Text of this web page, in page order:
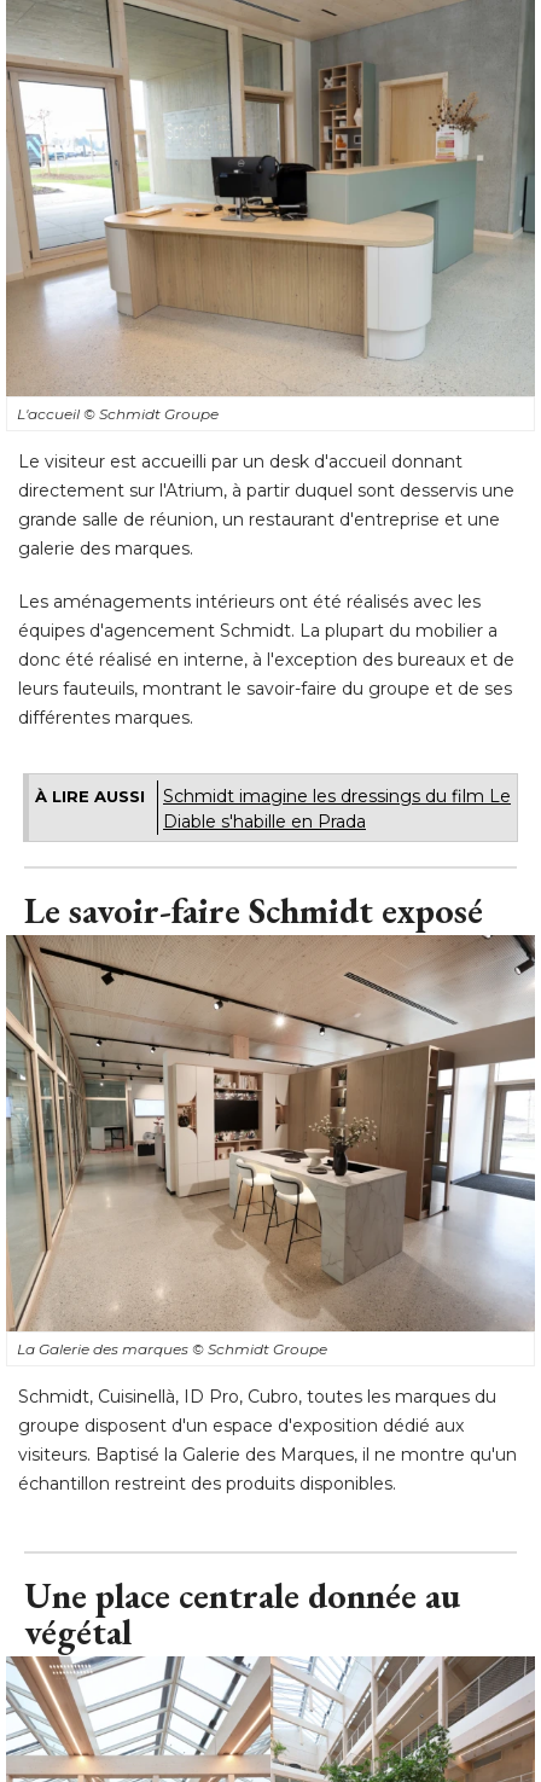
L'accueil © Schmidt Groupe
Le visiteur est accueilli par un desk d'accueil donnant
directement sur l'Atrium, à partir duquel sont desservis une
grande salle de réunion, un restaurant d'entreprise et une
galerie des marques.
Les aménagements intérieurs ont été réalisés avec les
équipes d'agencement Schmidt. La plupart du mobilier a
donc été réalisé en interne, à l'exception des bureaux et de
leurs fauteuils, montrant le savoir-faire du groupe et de ses
différentes marques.
À LIRE AUSSI
Schmidt imagine les dressings du film Le
Diable s'habille en Prada
Le savoir-faire Schmidt exposé
La Galerie des marques © Schmidt Groupe
Schmidt, Cuisinellà, ID Pro, Cubro, toutes les marques du
groupe disposent d'un espace d'exposition dédié aux
visiteurs. Baptisé la Galerie des Marques, il ne montre qu'un
échantillon restreint des produits disponibles.
Une place centrale donnée au
végétal